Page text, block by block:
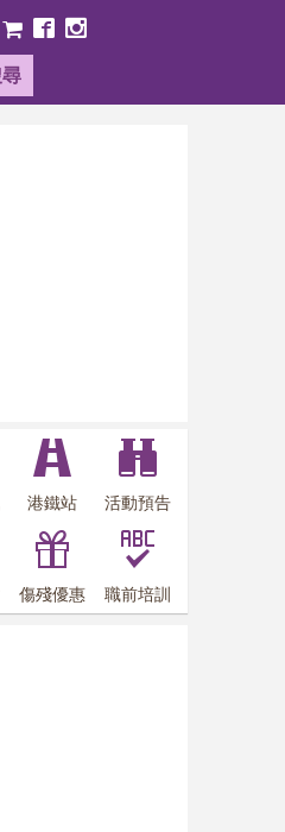
港鐵站 活動預告
傷殘優惠 職前培訓